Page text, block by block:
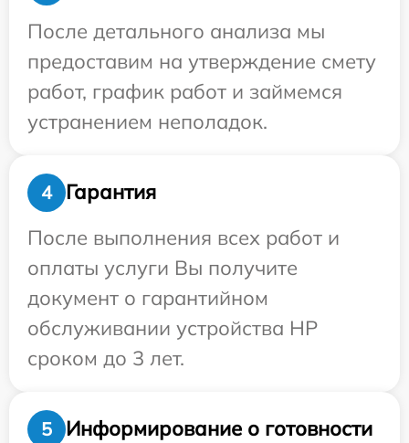
После детального анализа мы
предоставим на утверждение смету
работ, график работ и займемся
устранением неполадок.
4
Гарантия
После выполнения всех работ и
оплаты услуги Вы получите
документ о гарантийном
обслуживании устройства HP
сроком до 3 лет.
5
Информирование о готовности